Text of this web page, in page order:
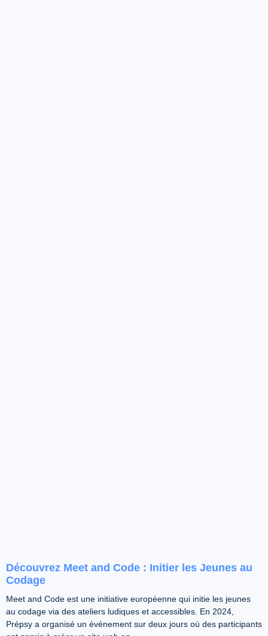
Découvrez Meet and Code : Initier les Jeunes au
Codage
Meet and Code est une initiative européenne qui initie les jeunes
au codage via des ateliers ludiques et accessibles. En 2024,
Prépsy a organisé un événement sur deux jours où des participants